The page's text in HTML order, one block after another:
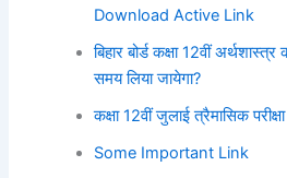
Download Active Link
बिहार बोर्ड कक्षा 12वीं
समय लिया जायेगा?
कक्षा 12वीं जुलाई त्रैमासिक
Some Important Link